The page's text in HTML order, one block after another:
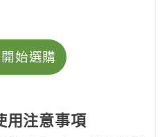
始選購
用注意事項